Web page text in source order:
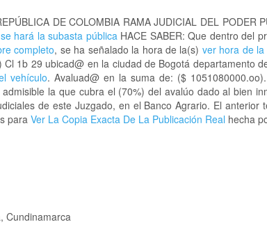
DE COLOMBIA RAMA JUDICIAL DEL PODER
hará la subasta públicaHACE SABER: Que dentro del
completo, se ha señalado la hora de la(s) ver hora de la
Cl 1b 29 ubicad@ en la ciudad de Bogotá departamento
vehículo. Avaluad@ en la suma de: ($
la que cubra el (70%) del avalúo dado al bien
de este Juzgado, en el Banco Agrario. El
para Ver La Copia Exacta De La Publicación Real hecha
Cundinamarca